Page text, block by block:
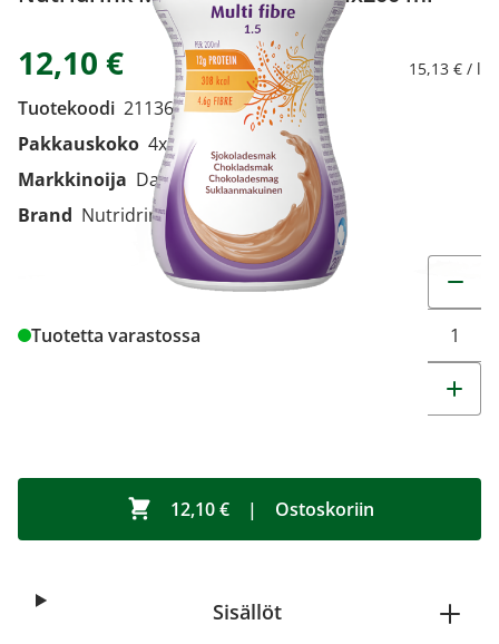
12,10 € 15,13 € / l
Tuotekoodi 2113611
Pakkauskoko 4x200 ml
Markkinoija Danone Oy
Brand Nutridrink
Tuotetta varastossa
12,10 € | Ostoskoriin
Sisällöt